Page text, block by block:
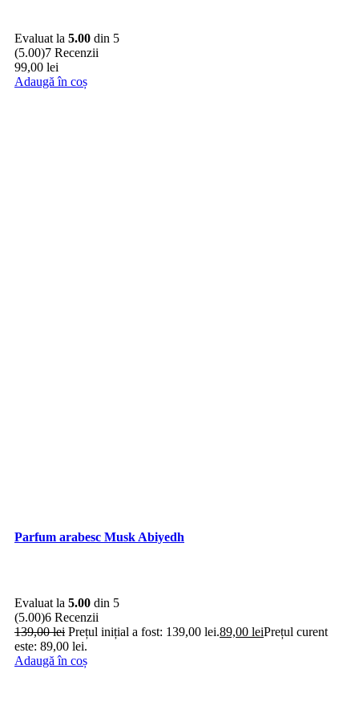
Evaluat la 5.00 din 5
(5.00)7 Recenzii
99,00 lei
Adaugă în coș
Parfum arabesc Musk Abiyedh
Evaluat la 5.00 din 5
(5.00)6 Recenzii
139,00lei Prețul inițial a fost: 139,00 lei.89,00 leiPrețul curent
este: 89,00 lei.
Adaugă în coș